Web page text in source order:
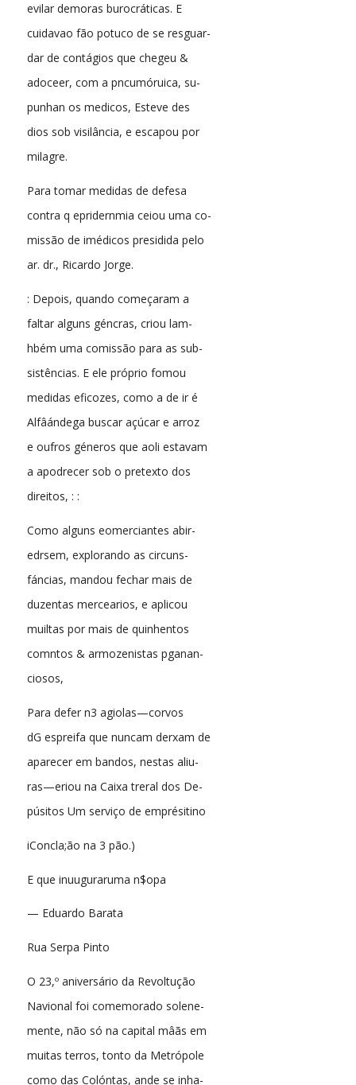
evilar demoras burocráticas. E
cuidavao fão potuco de se resguar-
dar de contágios que chegeu &
adoceer, com a pncumóruica, su-
punhan os medicos, Esteve des
dios sob visilância, e escapou por
milagre.
Para tomar medidas de defesa
contra q epridernmia ceiou uma co-
missão de imédicos presidida pelo
ar. dr., Ricardo Jorge.
: Depois, quando começaram a
faltar alguns géncras, criou lam-
hbém uma comissão para as sub-
sistências. E ele próprio fomou
medidas eficozes, como a de ir é
Alfâándega buscar açúcar e arroz
e oufros géneros que aoli estavam
a apodrecer sob o pretexto dos
direitos, : :
Como alguns eomerciantes abir-
edrsem, explorando as circuns-
fáncias, mandou fechar mais de
duzentas mercearios, e aplicou
muiltas por mais de quinhentos
comntos & armozenistas pganan-
ciosos,
Para defer n3 agiolas—corvos
dG espreifa que nuncam derxam de
aparecer em bandos, nestas aliu-
ras—eriou na Caixa treral dos De-
púsitos Um serviço de emprésitino
iConcla;ão na 3 pão.)
E que inuuguraruma n$opa
— Eduardo Barata
Rua Serpa Pinto
O 23,º aniversário da Revoltução
Navional foi comemorado solene-
mente, não só na capital mâãs em
muitas terros, tonto da Metrópole
como das Colóntas, ande se inha-